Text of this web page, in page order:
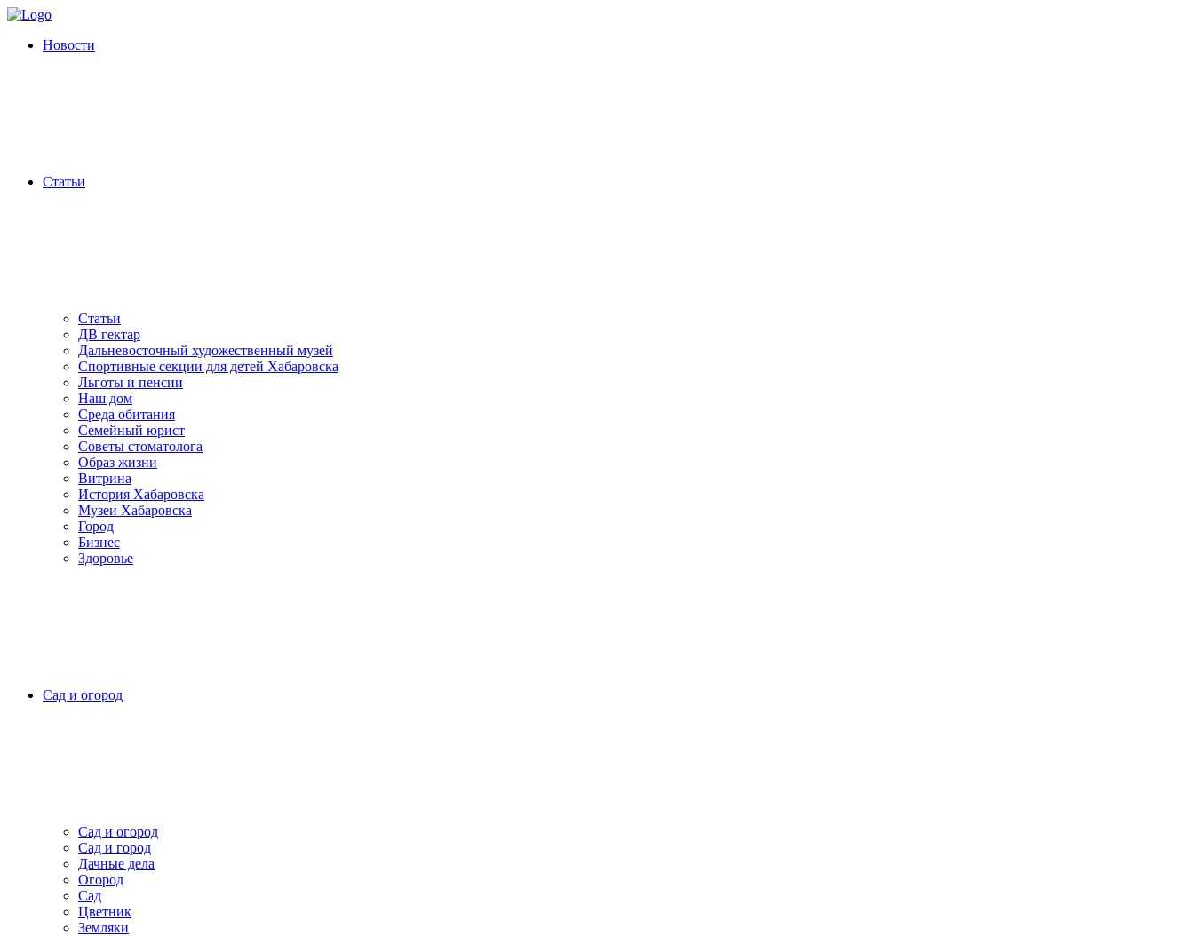
Новости
Статьи
Статьи
ДВ гектар
Дальневосточный художественный музей
Спортивные секции для детей Хабаровска
Льготы и пенсии
Наш дом
Среда обитания
Семейный юрист
Советы стоматолога
Образ жизни
Витрина
История Хабаровска
Музеи Хабаровска
Город
Бизнес
Здоровье
Сад и огород
Сад и огород
Сад и город
Дачные дела
Огород
Сад
Цветник
Земляки